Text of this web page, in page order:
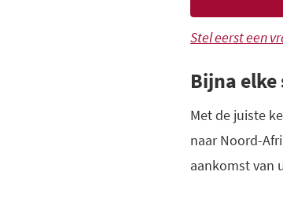
Stel eerst een
Bijna
Met de juiste
naar Noord-
aankomst van